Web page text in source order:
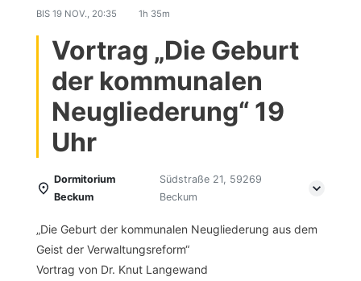
BIS 19 NOV., 20:35 1h 35m
Vortrag „Die Geburt
der kommunalen
Neugliederung“ 19
Uhr
Dormitorium
Beckum
Südstraße 21, 59269
Beckum
„Die Geburt der kommunalen Neugliederung aus dem
Geist der Verwaltungsreform“
Vortrag von Dr. Knut Langewand